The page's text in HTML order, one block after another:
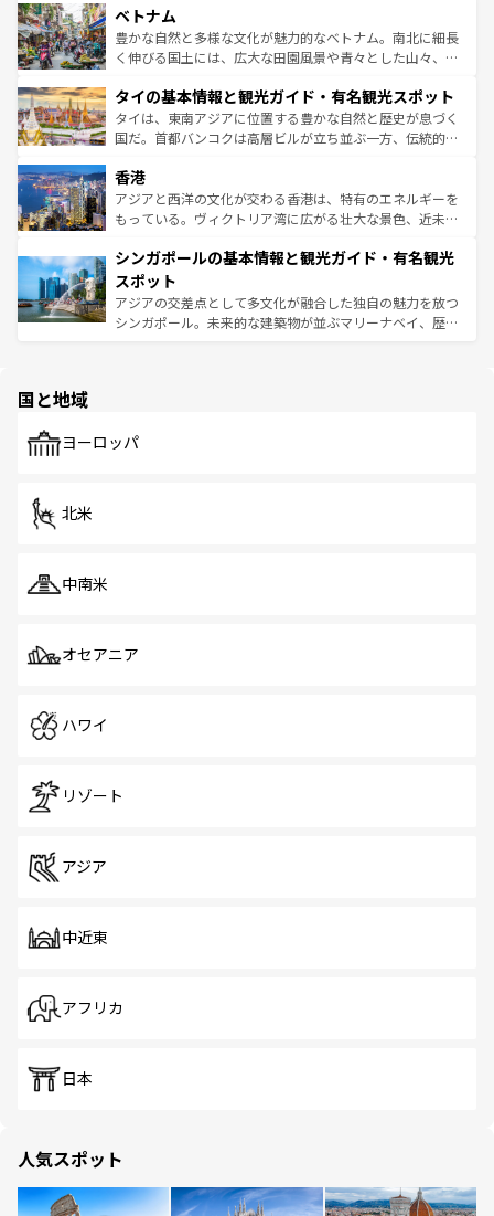
参照してほしい。
容にもいいと評判のスイーツなど、バラエティ豊かな料理
が味わえる。 なお、新着の台湾情報は コンテンツ一覧を参
照してほしい。
き、地方に足を延ばせば四季折々の自然美を楽しむことが
できる。そして、キムチや焼肉、絶品のストリートフード
まで、さまざまな韓国料理が待っている。夜には、韓国な
リティに包まれながら、韓国の多彩な魅力を心ゆくまで味
わってみてほしい。 なお、新着の韓国情報はコンテンツ一
覧を参照してほしい。
ベトナム
豊かな自然と多様な文化が魅力的なベトナム。南北に細長
く伸びる国土には、広大な田園風景や青々とした山々、世
急速な発展と共に伝統が息づく。ハノイの古い町並みやホ
ーチミン市のフランス統治時代の建物も、独特の雰囲気を
醸し出している。また、バラエティの豊かさとおいしさで
とつ。フォーやバインミー、ベトナムコーヒーなどは、ぜ
ひ現地で味わいたい。どの地域を訪れてもあたたかい人々
が旅行者を迎えてくれるので、きっと忘れられない旅にな
参照してほしい。
タイの基本情報と観光ガイド・有名観光スポット
タイは、東南アジアに位置する豊かな自然と歴史が息づく
国だ。首都バンコクは高層ビルが立ち並ぶ一方、伝統的な
の活気が交差している。北部ではチェンマイなどの山岳地
帯で自然と触れ合い、南部ではプーケットやクラビの美し
いビーチでリゾート気分を楽しむことができる。タイ料理
激する。気候は一年中温暖で、どの季節にも異なる楽しみ
が待っている。親しみやすいタイの人々、仏教を中心とし
た文化、そして多様な観光資源が、訪れる旅人を魅了し続
ける。 なお、新着のタイ情報はコンテンツ一覧を参照して
香港
アジアと西洋の文化が交わる香港は、特有のエネルギーを
もっている。ヴィクトリア湾に広がる壮大な景色、近未来
み、どこを訪れても感動するはず。観光スポットが密集し
ており、効率よく見どころを回れるのも魅力。息をのむよ
うな絶景から文化的な体験まで、香港を存分に楽しみ尽く
そう。 なお、新着の香港情報はコンテンツ一覧を参照して
シンガポールの基本情報と観光ガイド・有名観光
スポット
アジアの交差点として多文化が融合した独自の魅力を放つ
シンガポール。未来的な建築物が並ぶマリーナベイ、歴史
で、ホーカーズは地元の風情を楽しめる外せないスポット
国と地域
ヨーロッパ
北米
中南米
オセアニア
ハワイ
リゾート
アジア
中近東
アフリカ
日本
人気スポット